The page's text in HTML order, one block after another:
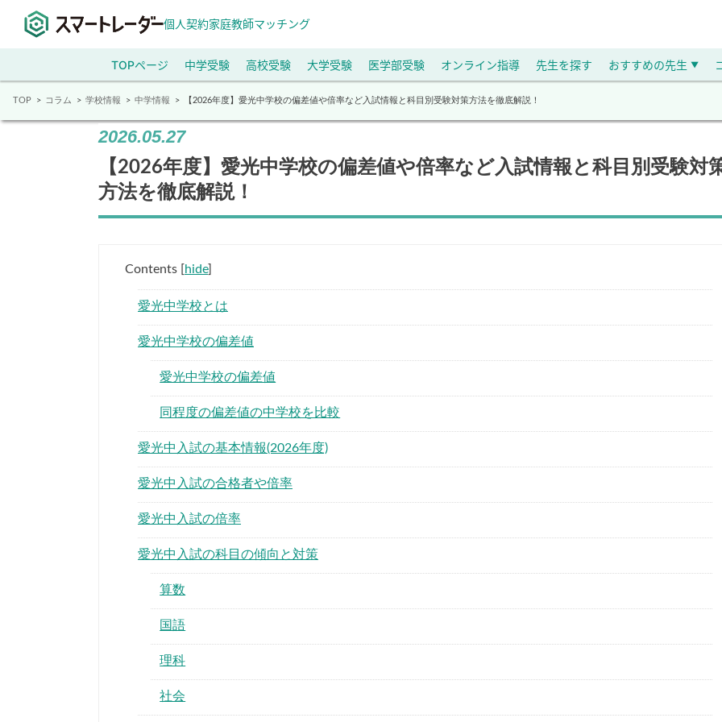
個人契約家庭教師マッチング
TOPページ 中学受験 高校受験 大学受験 医学部受験 オンライン指導 先生を探す おすすめの先生 ▼
TOP コラム 学校情報 中学情報 【2026年度】愛光中学校の偏差値や倍率など入試情報と科目別受験対策方法を徹底解説！
2026.05.27
【2026年度】愛光中学校の偏差値や倍率など入試情報と科目別受験対
方法を徹底解説！
Contents [hide]
愛光中学校とは
愛光中学校の偏差値
愛光中学校の偏差値
同程度の偏差値の中学校を比較
愛光中入試の基本情報(2026年度)
愛光中入試の合格者や倍率
愛光中入試の倍率
愛光中入試の科目の傾向と対策
算数
国語
理科
社会